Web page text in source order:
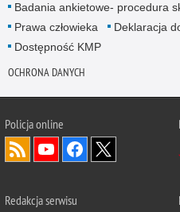
Badania ankietowe- procedura
Prawa człowieka
Deklaracja
Dostępność KMP
OCHRONA DANYCH
Policja online
Redakcja serwisu